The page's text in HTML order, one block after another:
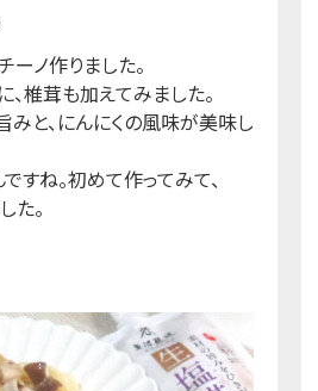
ノ作りました。
椎茸も加えてみました。
と、にんにくの風味が美味し
すね。初めて作ってみて、
た。